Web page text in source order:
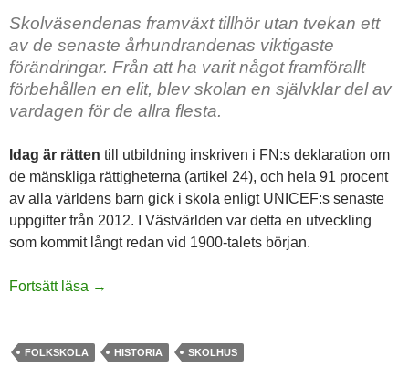
Skolväsendenas framväxt tillhör utan tvekan ett
av de senaste århundrandenas viktigaste
förändringar. Från att ha varit något framförallt
förbehållen en elit, blev skolan en självklar del av
vardagen för de allra flesta.
Idag är rätten till utbildning inskriven i FN:s deklaration om
de mänskliga rättigheterna (artikel 24), och hela 91 procent
av alla världens barn gick i skola enligt UNICEF:s senaste
uppgifter från 2012. I Västvärlden var detta en utveckling
som kommit långt redan vid 1900-talets början.
Fortsätt läsa Hur ska folkskoleväsendets framväxt förklaras?
→
FOLKSKOLA HISTORIA SKOLHUS